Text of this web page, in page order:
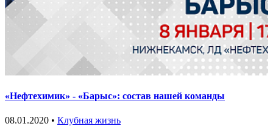
«Нефтехимик» - «Барыс»: состав нашей команды
08.01.2020 • Клубная жизнь